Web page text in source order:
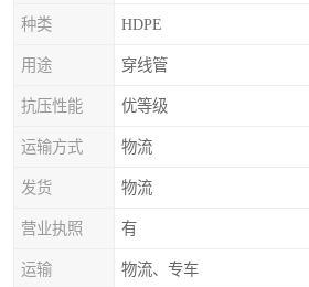
种类 HDPE
用途 穿线管
抗压性能 优等级
运输方式 物流
发货 物流
营业执照 有
运输 物流、专车